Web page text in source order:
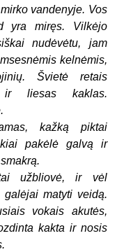
vandenyje. Vos
yra miręs. Vilkėjo
nudėvėtu, jam
kelnėmis,
Švietė retais
ir liesas kaklas.
kažką piktai
pakėlė galvą ir
užbliovė, ir vėl
matyti veidą.
vokais akutės,
kakta ir nosis